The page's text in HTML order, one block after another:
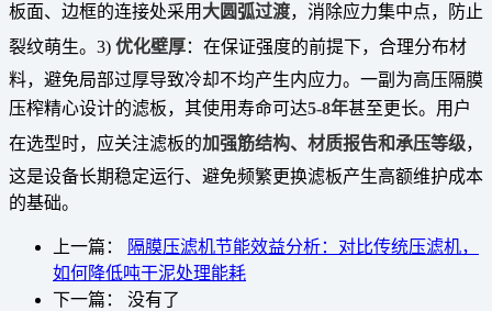
板面、边框的连接处采用 大圆弧过渡，消除应力集中点，防止
裂纹萌生。3) 优化壁厚：在保证强度的前提下，合理分布材
料，避免局部过厚导致冷却不均产生内应力。一副为高压隔膜
压榨精心设计的滤板，其使用寿命可达5-8年甚至更长。用户
在选型时，应关注滤板的加强筋结构、材质报告和承压等级，
这是设备长期稳定运行、避免频繁更换滤板产生高额维护成本
的基础。
上一篇：
隔膜压滤机节能效益分析：对比传统压滤机，
如何降低吨干泥处理能耗
下一篇： 没有了